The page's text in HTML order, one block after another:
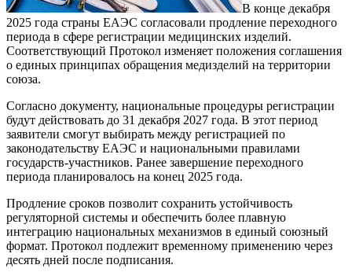
В конце декабря
2025 года страны ЕАЭС согласовали продление переходного
периода в сфере регистрации медицинских изделий.
Соответствующий Протокол изменяет положения соглашения
о единых принципах обращения медизделий на территории
союза.
Согласно документу, национальные процедуры регистрации
будут действовать до 31 декабря 2027 года. В этот период
заявители смогут выбирать между регистрацией по
законодательству ЕАЭС и национальными правилами
государств-участников. Ранее завершение переходного
периода планировалось на конец 2025 года.
Продление сроков позволит сохранить устойчивость
регуляторной системы и обеспечить более плавную
интеграцию национальных механизмов в единый союзный
формат. Протокол подлежит временному применению через
десять дней после подписания.